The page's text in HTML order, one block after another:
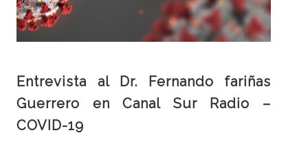
Entrevista al Dr. Fernando fariñas
Guerrero en Canal Sur Radio –
COVID-19